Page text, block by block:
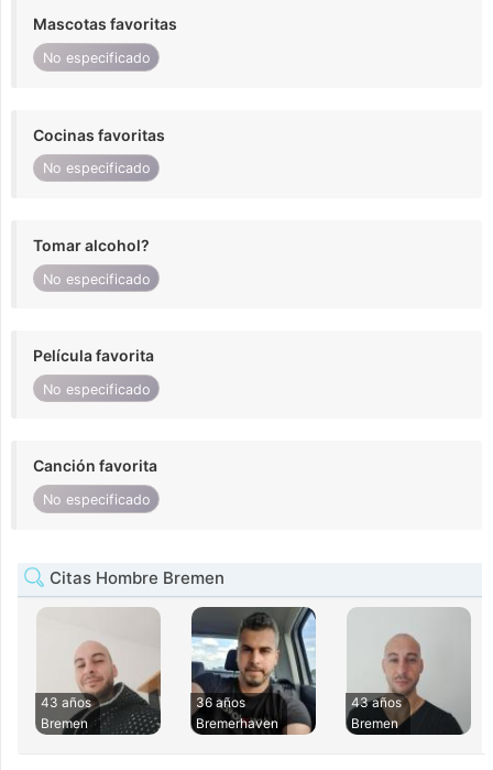
Mascotas favoritas
No especificado
Cocinas favoritas
No especificado
Tomar alcohol?
No especificado
Película favorita
No especificado
Canción favorita
No especificado
Citas Hombre Bremen
43 años
Bremen
36 años
Bremerhaven
43 años
Bremen